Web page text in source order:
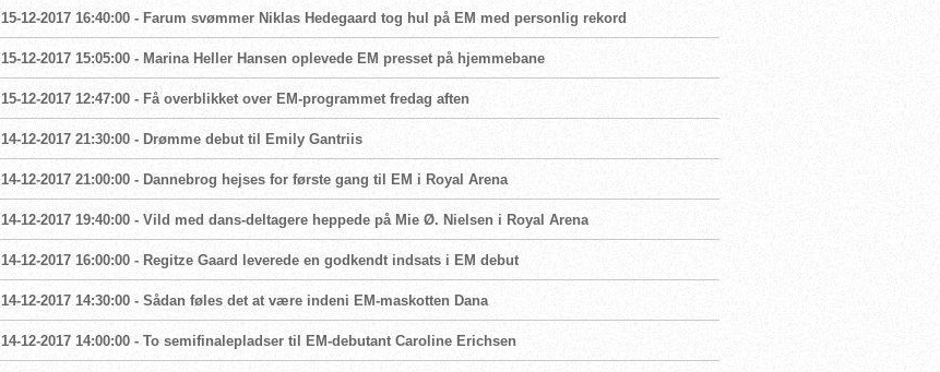
15-12-2017 16:40:00 - Farum svømmer Niklas Hedegaard tog hul på EM med personlig rekord
15-12-2017 15:05:00 - Marina Heller Hansen oplevede EM presset på hjemmebane
15-12-2017 12:47:00 - Få overblikket over EM-programmet fredag aften
14-12-2017 21:30:00 - Drømme debut til Emily Gantriis
14-12-2017 21:00:00 - Dannebrog hejses for første gang til EM i Royal Arena
14-12-2017 19:40:00 - Vild med dans-deltagere heppede på Mie Ø. Nielsen i Royal Arena
14-12-2017 16:00:00 - Regitze Gaard leverede en godkendt indsats i EM debut
14-12-2017 14:30:00 - Sådan føles det at være indeni EM-maskotten Dana
14-12-2017 14:00:00 - To semifinalepladser til EM-debutant Caroline Erichsen